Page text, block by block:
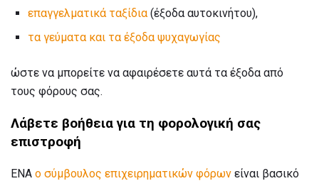
επαγγελματικά ταξίδια(έξοδα αυτοκινήτου),
τα γεύματα και τα έξοδα ψυχαγωγίας
ώστε να μπορείτε να αφαιρέσετε αυτά τα έξοδα από
τους φόρους σας.
Λάβετε βοήθεια για τη φορολογική σας
επιστροφή
ΕΝΑ ο σύμβουλος επιχειρηματικών φόρων είναι βασικό